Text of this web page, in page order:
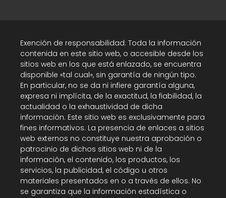
Exención de responsabilidad: Toda la información
contenida en este sitio web, o accesible desde los
sitios web en los que está enlazado, se encuentra
disponible «tal cual», sin garantía de ningún tipo.
En particular, no se da ni infiere garantía alguna,
expresa ni implícita, de la exactitud, la fiabilidad, la
actualidad o la exhaustividad de dicha
información. Este sitio web es exclusivamente para
fines informativos. La presencia de enlaces a sitios
web externos no constituye nuestra aprobación o
patrocinio de dichos sitios web ni de la
información, el contenido, los productos, los
servicios, la publicidad, el código u otros
materiales presentados en o a través de ellos. No
se garantiza que la información estadística o